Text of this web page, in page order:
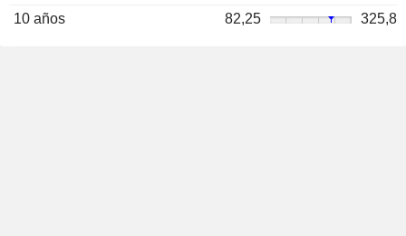
10 años
82,25 325,8